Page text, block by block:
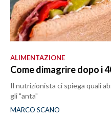
ALIMENTAZIONE
Come dimagrire dopo i
Il nutrizionista ci spiega quali
gli "anta"
MARCO SCANO